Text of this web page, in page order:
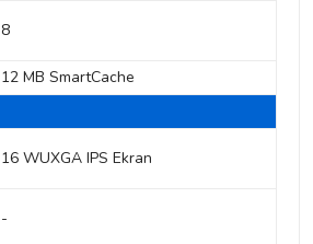
8
12 MB SmartCache
16 WUXGA IPS Ekran
-